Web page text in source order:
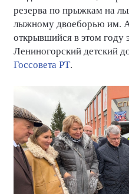
резерва по прыжкам на
лыжному двоеборью им.
открывшийся в этом
Лениногорский детский
Госсовета РТ.